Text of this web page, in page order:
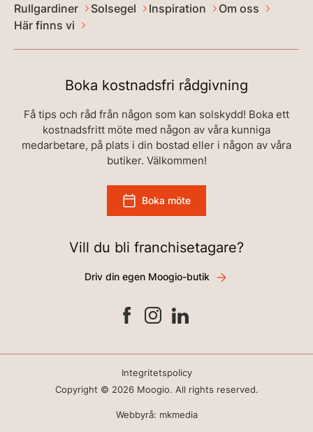
Boka kostnadsfri rådgivning
Få tips och råd från någon som kan solskydd! Boka ett
kostnadsfritt möte med någon av våra kunniga
medarbetare, på plats i din bostad eller i någon av våra
butiker. Välkommen!
Boka möte
Vill du bli franchisetagare?
Driv din egen Moogio-butik
Rullgardiner
Solsegel Inspiration
Om oss
Här finns vi
Integritetspolicy
Copyright © 2026 Moogio. All rights reserved.
Webbyrå: mkmedia